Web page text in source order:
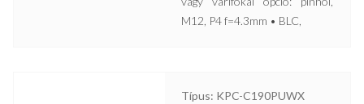
M12, P4 f=4.3mm • BLC,
Típus: KPC-C190PUWX